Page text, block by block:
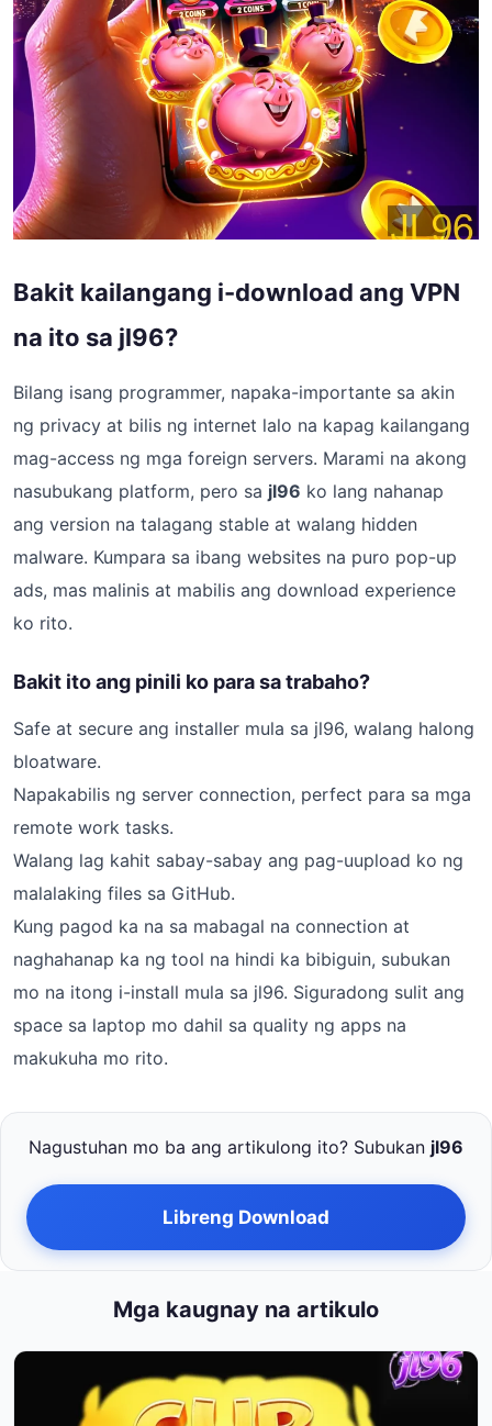
Bakit kailangang i-download ang VPN
na ito sa jl96?
Bilang isang programmer, napaka-importante sa akin
ng privacy at bilis ng internet lalo na kapag kailangang
mag-access ng mga foreign servers. Marami na akong
nasubukang platform, pero sa jl96 ko lang nahanap
ang version na talagang stable at walang hidden
malware. Kumpara sa ibang websites na puro pop-up
ads, mas malinis at mabilis ang download experience
ko rito.
Bakit ito ang pinili ko para sa trabaho?
Safe at secure ang installer mula sa jl96, walang halong
bloatware.
Napakabilis ng server connection, perfect para sa mga
remote work tasks.
Walang lag kahit sabay-sabay ang pag-uupload ko ng
malalaking files sa GitHub.
Kung pagod ka na sa mabagal na connection at
naghahanap ka ng tool na hindi ka bibiguin, subukan
mo na itong i-install mula sa jl96. Siguradong sulit ang
space sa laptop mo dahil sa quality ng apps na
makukuha mo rito.
Nagustuhan mo ba ang artikulong ito? Subukan jl96
Libreng Download
Mga kaugnay na artikulo